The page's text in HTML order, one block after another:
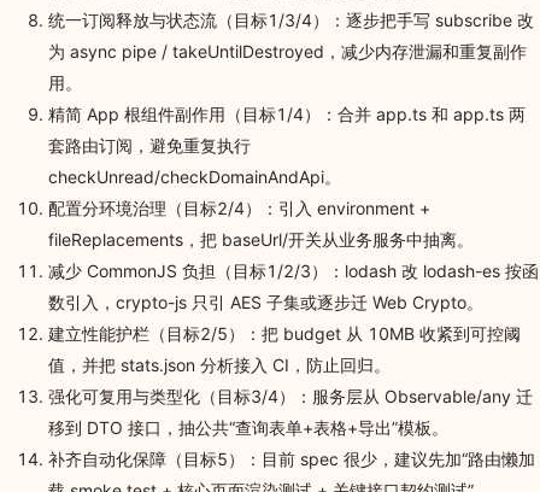
统一订阅释放与状态流（目标1/3/4）：逐步把手写 subscribe 改
为 async pipe / takeUntilDestroyed，减少内存泄漏和重复副作
用。
精简 App 根组件副作用（目标1/4）：合并 app.ts 和 app.ts 两
套路由订阅，避免重复执行
checkUnread/checkDomainAndApi。
配置分环境治理（目标2/4）：引入 environment +
fileReplacements，把 baseUrl/开关从业务服务中抽离。
减少 CommonJS 负担（目标1/2/3）：lodash 改 lodash-es 按函
数引入，crypto-js 只引 AES 子集或逐步迁 Web Crypto。
建立性能护栏（目标2/5）：把 budget 从 10MB 收紧到可控阈
值，并把 stats.json 分析接入 CI，防止回归。
强化可复用与类型化（目标3/4）：服务层从 Observable/any 迁
移到 DTO 接口，抽公共“查询表单+表格+导出”模板。
补齐自动化保障（目标5）：目前 spec 很少，建议先加“路由懒加